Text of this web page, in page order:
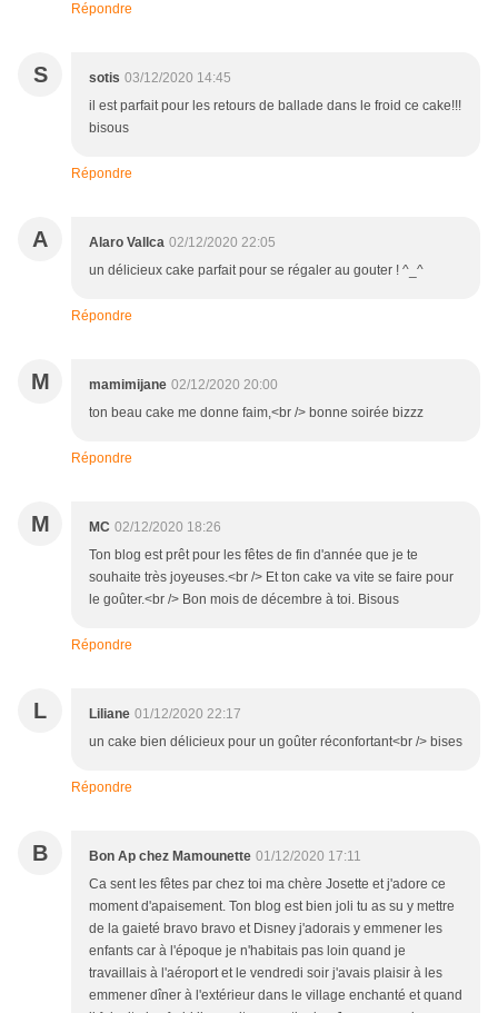
Répondre
S sotis 03/12/2020 14:45
il est parfait pour les retours de ballade dans le froid ce cake!!!
bisous
Répondre
A Alaro Vallca 02/12/2020 22:05
un délicieux cake parfait pour se régaler au gouter ! ^_^
Répondre
M mamimijane 02/12/2020 20:00
ton beau cake me donne faim,<br /> bonne soirée bizzz
Répondre
M MC 02/12/2020 18:26
Ton blog est prêt pour les fêtes de fin d'année que je te
souhaite très joyeuses.<br /> Et ton cake va vite se faire pour
le goûter.<br /> Bon mois de décembre à toi. Bisous
Répondre
L Liliane 01/12/2020 22:17
un cake bien délicieux pour un goûter réconfortant<br /> bises
Répondre
B Bon Ap chez Mamounette 01/12/2020 17:11
Ca sent les fêtes par chez toi ma chère Josette et j'adore ce
moment d'apaisement. Ton blog est bien joli tu as su y mettre
de la gaieté bravo bravo et Disney j'adorais y emmener les
enfants car à l'époque je n'habitais pas loin quand je
travaillais à l'aéroport et le vendredi soir j'avais plaisir à les
emmener dîner à l'extérieur dans le village enchanté et quand